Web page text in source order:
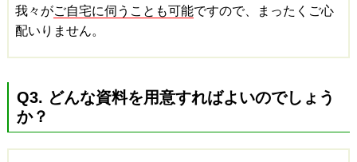
我々がご自宅に伺うことも可能ですので、まったくご心
配いりません。
Q3. どんな資料を用意すればよいのでしょう
か？